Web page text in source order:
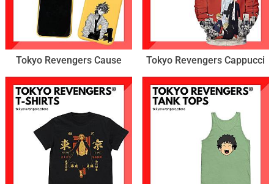
Tokyo Revengers Cause Tokyo Revengers Cappucci